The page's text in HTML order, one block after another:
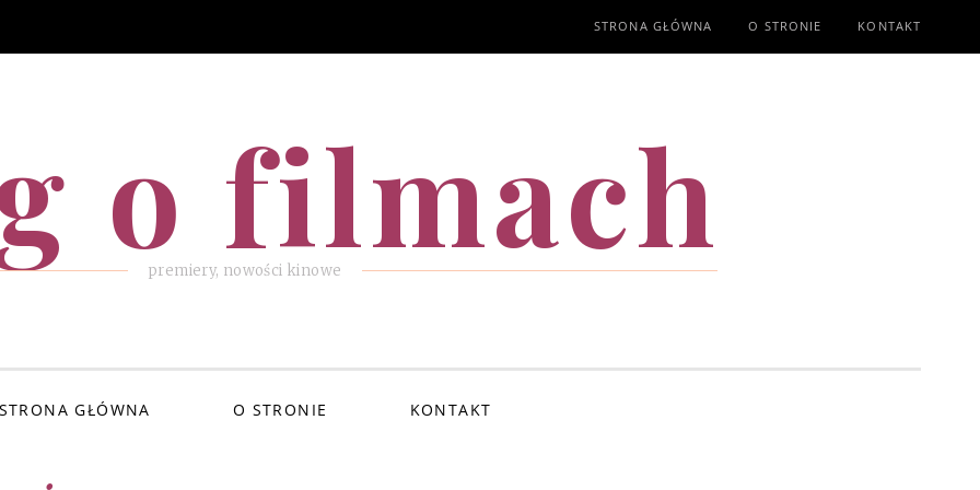
STRONA GŁÓWNA O STRONIE KONTAKT
o filmach
premiery, nowości kinowe
STRONA GŁÓWNA O STRONIE KONTAKT